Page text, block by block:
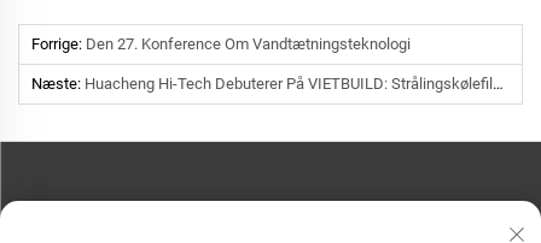
Forrige: Den 27. Konference Om Vandtætningsteknologi
Næste: Huacheng Hi-Tech Debuterer På VIETBUILD: Strålingskølefilm Lanceres I Vietnam Og Genopbygger Den Grundlæggende Logik Bag Bygningsenergieffektivitet